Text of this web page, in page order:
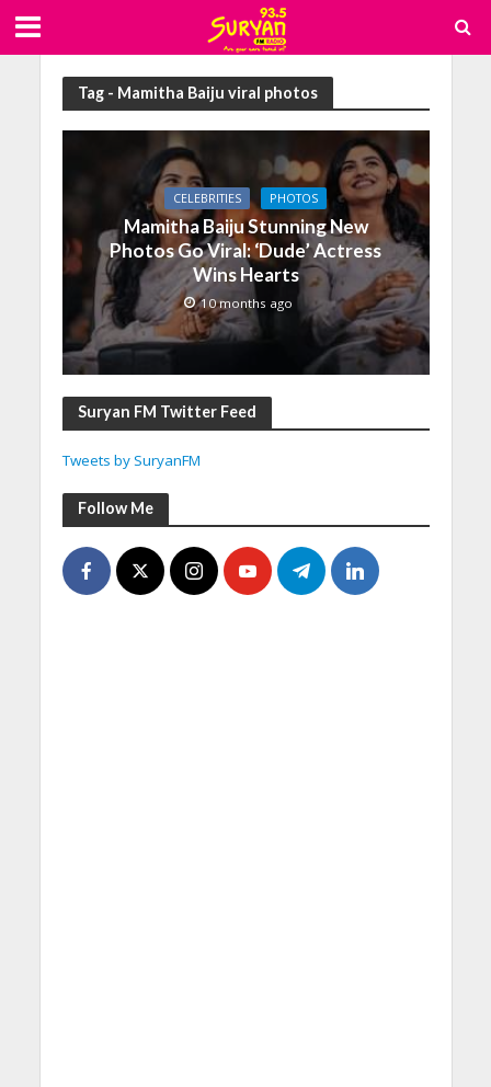
Tag - Mamitha Baiju viral photos
CELEBRITIES PHOTOS
Mamitha Baiju Stunning New
Photos Go Viral: ‘Dude’ Actress
Wins Hearts
10 months ago
Suryan FM Twitter Feed
Tweets by SuryanFM
Follow Me